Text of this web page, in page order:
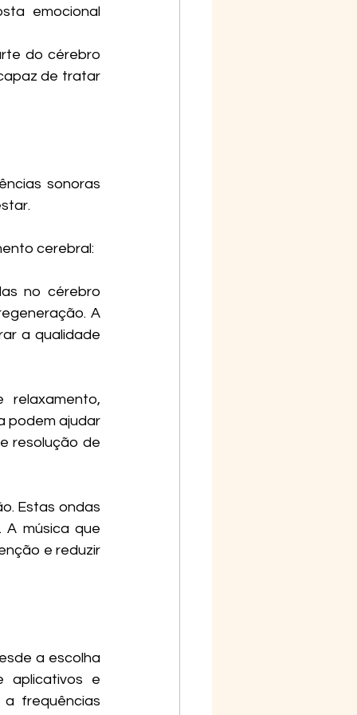
emocional
do cérebro
de tratar
sonoras
cerebral:
no cérebro
A
a qualidade
podem ajudar
resolução de
Estas ondas
música que
e reduzir
a escolha
aplicativos e
a frequências